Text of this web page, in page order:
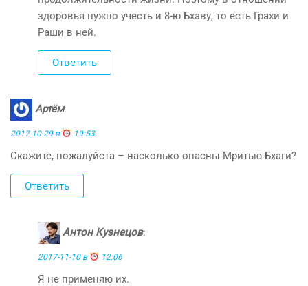
здоровья нужно учесть и 8-ю Бхаву, то есть Грахи и
Раши в ней.
Ответить
Артём:
2017-10-29 в 19:53
Скажите, пожалуйста – насколько опасны Мритью-Бхаги?
Ответить
Антон Кузнецов:
2017-11-10 в 12:06
Я не применяю их.